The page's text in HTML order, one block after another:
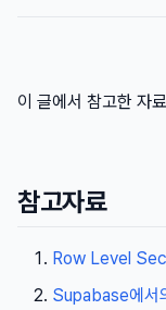
이 글에서 참고한 자
참고자료
Row Level
Supabase에